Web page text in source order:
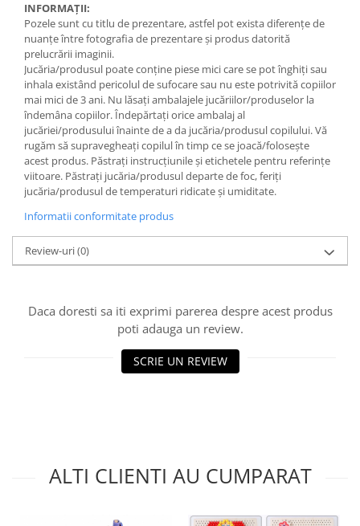
INFORMAȚII:
Pozele sunt cu titlu de prezentare, astfel pot exista diferențe de
nuanțe între fotografia de prezentare și produs datorită
prelucrării imaginii.
Jucăria/produsul poate conține piese mici care se pot înghiți sau
inhala existând pericolul de sufocare sau nu este potrivită copiilor
mai mici de 3 ani. Nu lăsați ambalajele jucăriilor/produselor la
îndemâna copiilor. Îndepărtați orice ambalaj al
jucăriei/produsului înainte de a da jucăria/produsul copilului. Vă
rugăm să supravegheați copilul în timp ce se joacă/folosește
acest produs. Păstrați instrucțiunile și etichetele pentru referințe
viitoare. Păstrați jucăria/produsul departe de foc, feriți
jucăria/produsul de temperaturi ridicate și umiditate.
Informatii conformitate produs
Review-uri(0)
Daca doresti sa iti exprimi parerea despre acest produs
poti adauga un review.
SCRIE UN REVIEW
ALTI CLIENTI AU CUMPARAT